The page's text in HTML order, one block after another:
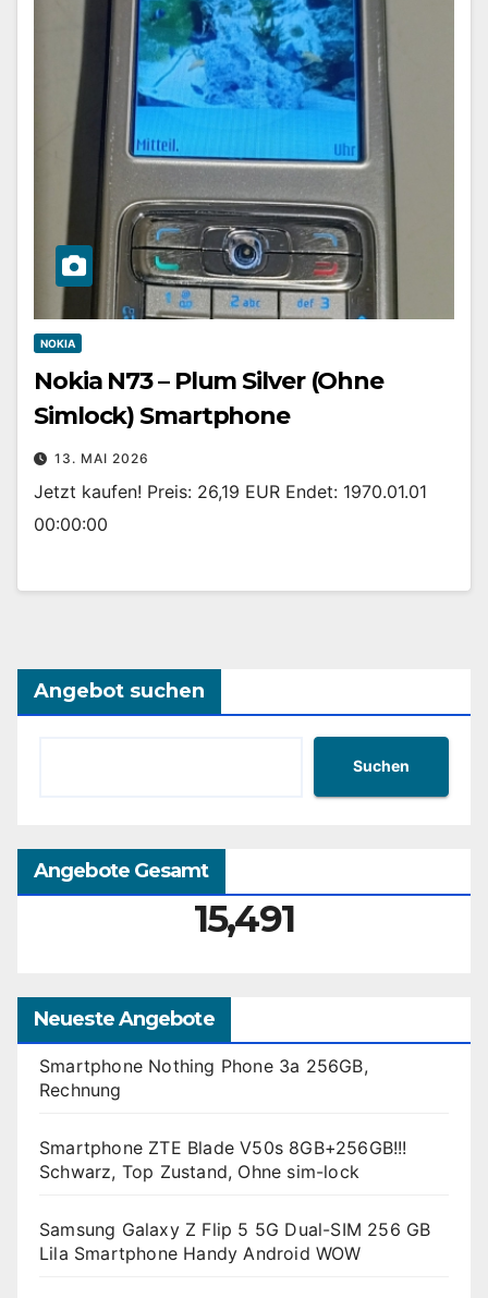
NOKIA
Nokia N73 – Plum Silver (Ohne
Simlock) Smartphone
13. MAI 2026
Jetzt kaufen! Preis: 26,19 EUR Endet: 1970.01.01
00:00:00
Angebot suchen
Suchen
Angebote Gesamt
15,491
Neueste Angebote
Smartphone Nothing Phone 3a 256GB,
Rechnung
Smartphone ZTE Blade V50s 8GB+256GB!!!
Schwarz, Top Zustand, Ohne sim-lock
Samsung Galaxy Z Flip 5 5G Dual-SIM 256 GB
Lila Smartphone Handy Android WOW